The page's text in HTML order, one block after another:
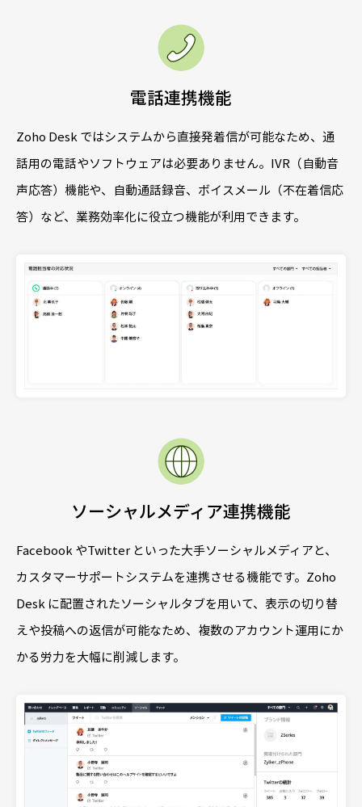
電話連携機能
Zoho Desk ではシステムから直接発着信が可能なため、通
話用の電話やソフトウェアは必要ありません。IVR（自動音
声応答）機能や、自動通話録音、ボイスメール（不在着信応
答）など、業務効率化に役立つ機能が利用できます。
ソーシャルメディア連携機能
Facebook やTwitter といった大手ソーシャルメディアと、
カスタマーサポートシステムを連携させる機能です。Zoho
Desk に配置されたソーシャルタブを用いて、表示の切り替
えや投稿への返信が可能なため、複数のアカウント運用にか
かる労力を大幅に削減します。